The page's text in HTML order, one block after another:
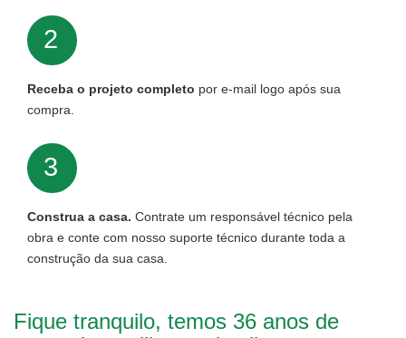
2
Receba o projeto completo por e-mail logo após sua
compra.
3
Construa a casa. Contrate um responsável técnico pela
obra e conte com nosso suporte técnico durante toda a
construção da sua casa.
Fique tranquilo, temos 36 anos de